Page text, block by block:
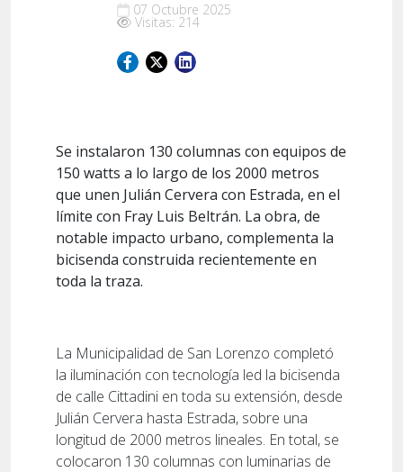
07 Octubre 2025
Visitas: 214
Se instalaron 130 columnas con equipos de
150 watts a lo largo de los 2000 metros
que unen Julián Cervera con Estrada, en el
límite con Fray Luis Beltrán. La obra, de
notable impacto urbano, complementa la
bicisenda construida recientemente en
toda la traza.
La Municipalidad de San Lorenzo completó
la iluminación con tecnología led la bicisenda
de calle Cittadini en toda su extensión, desde
Julián Cervera hasta Estrada, sobre una
longitud de 2000 metros lineales. En total, se
colocaron 130 columnas con luminarias de